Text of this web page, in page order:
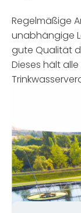
Regelmäßige
unabhängige
gute Qualität
Dieses hält